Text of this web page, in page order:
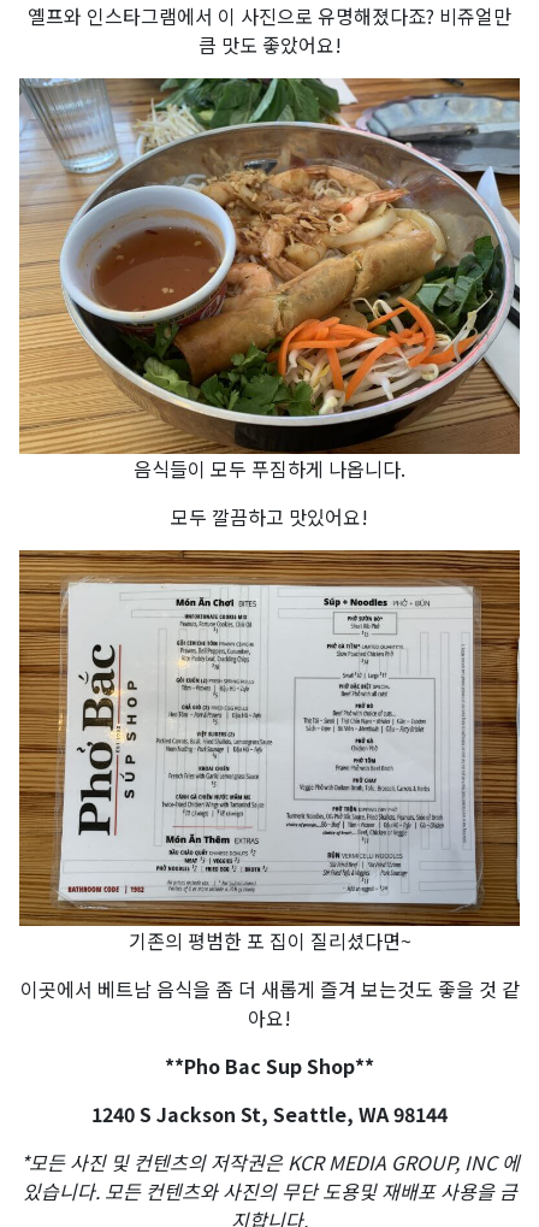
옐프와 인스타그램에서 이 사진으로 유명해졌다죠? 비쥬얼만
큼 맛도 좋았어요!
음식들이 모두 푸짐하게 나옵니다.
모두 깔끔하고 맛있어요!
기존의 평범한 포 집이 질리셨다면~
이곳에서 베트남 음식을 좀 더 새롭게 즐겨 보는것도 좋을 것 같
아요!
**Pho Bac Sup Shop**
1240 S Jackson St, Seattle, WA 98144
*모든 사진 및 컨텐츠의 저작권은KCR MEDIA GROUP, INC에
있습니다. 모든 컨텐츠와 사진의 무단 도용및 재배포 사용을 금
지합니다.